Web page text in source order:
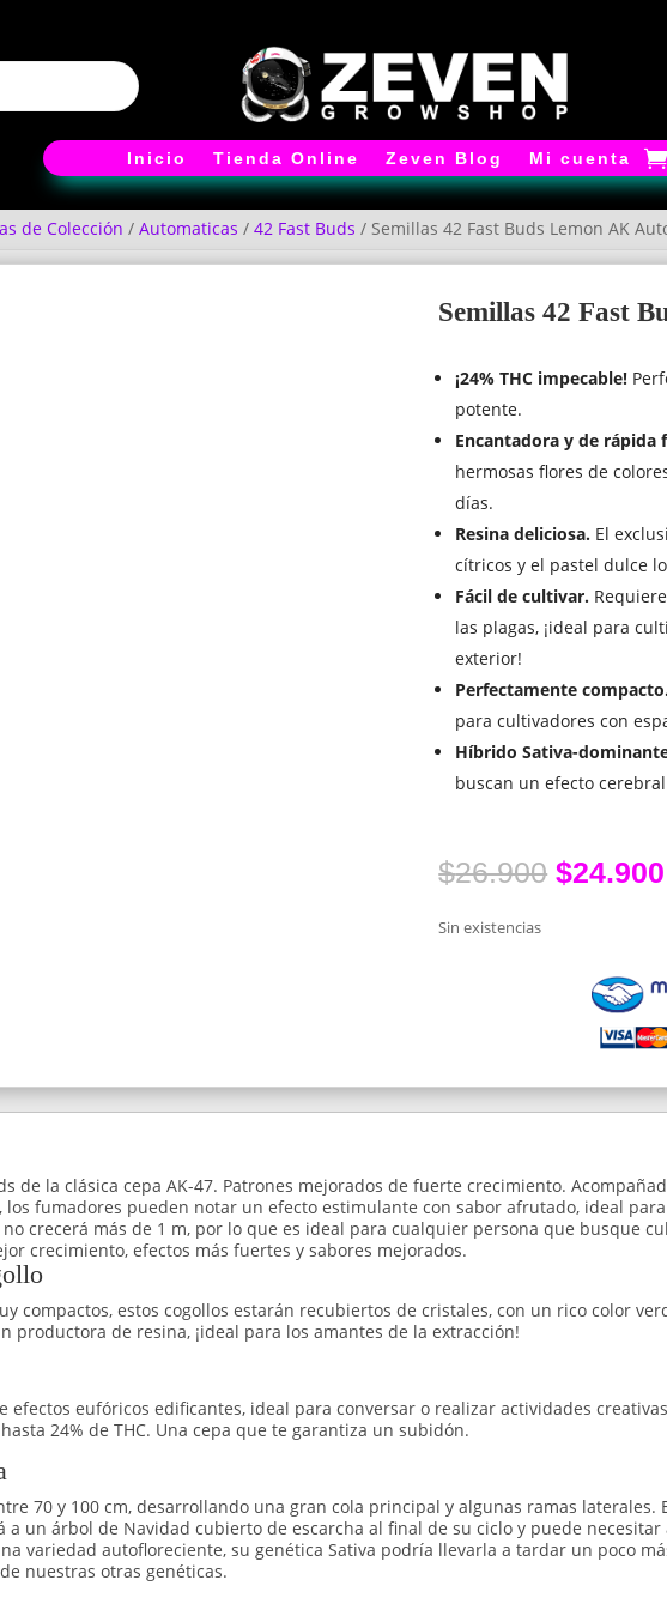
Inicio Tienda Online Zeven Blog Mi cuenta
de Colección / Automaticas / 42 Fast Buds / Semillas 42 Fast Buds Lemon AK
Semillas 42 Fast
¡24% THC impecable!
potente.
Encantadora y de rápida
hermosas flores de
días.
Resina deliciosa. El
cítricos y el pastel dulce
Fácil de cultivar.
las plagas, ¡ideal para
exterior!
Perfectamente
para cultivadores con
Híbrido Sativa-
buscan un efecto
$26.900 El
precio
$24.900
Sin existencias
de la clásica cepa AK-47. Patrones mejorados de fuerte crecimiento.
los fumadores pueden notar un efecto estimulante con sabor afrutado, ideal
crecerá más de 1 m, por lo que es ideal para cualquier persona que busque
crecimiento, efectos más fuertes y sabores mejorados.
compactos, estos cogollos estarán recubiertos de cristales, con un rico color
productora de resina, ¡ideal para los amantes de la extracción!
efectos eufóricos edificantes, ideal para conversar o realizar actividades
24% de THC. Una cepa que te garantiza un subidón.
70 y 100 cm, desarrollando una gran cola principal y algunas ramas
a un árbol de Navidad cubierto de escarcha al final de su ciclo y puede
variedad autofloreciente, su genética Sativa podría llevarla a tardar un poco
nuestras otras genéticas.